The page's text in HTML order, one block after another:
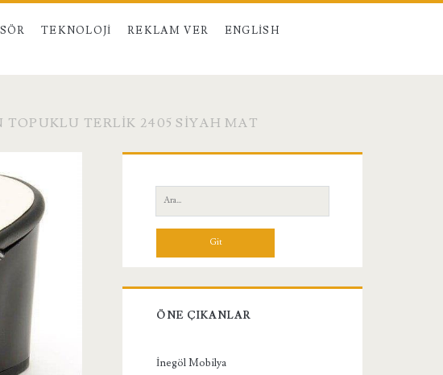
TEKNOLOJI REKLAM VER ENGLISH
TERLIK 2405 SIYAH MAT
Yan
Menü
Ara:
ÖNE ÇIKANLAR
İnegöl Mobilya